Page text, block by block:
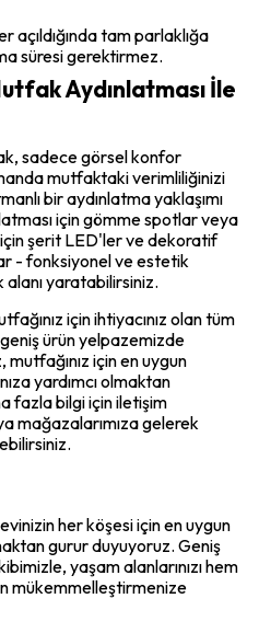
açıldığında tam parlaklığa
süresi gerektirmez.
Aydınlatması İle
sadece görsel konfor
mutfaktaki verimliliğinizi
bir aydınlatma yaklaşımı
için gömme spotlar veya
şerit LED'ler ve dekoratif
- fonksiyonel ve estetik
yaratabilirsiniz.
için ihtiyacınız olan tüm
ürün yelpazemizde
için en uygun
yardımcı olmaktan
fazla bilgi için iletişim
mağazalarımıza gelerek
her köşesi için en uygun
gurur duyuyoruz. Geniş
yaşam alanlarınızı hem
mükemmelleştirmenize